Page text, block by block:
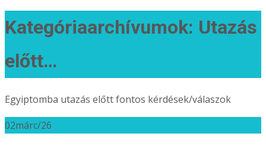
Kategóriaarchívumok: Utazás
előtt…
Egyiptomba utazás előtt fontos kérdések/válaszok
02márc/26